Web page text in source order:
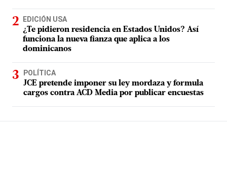
EDICIÓN USA
¿Te pidieron residencia en Estados Unidos? Así
funciona la nueva fianza que aplica a los
dominicanos
POLÍTICA
JCE pretende imponer su ley mordaza y formula
cargos contra ACD Media por publicar encuestas